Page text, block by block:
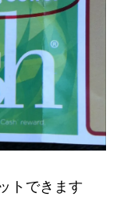
トできます